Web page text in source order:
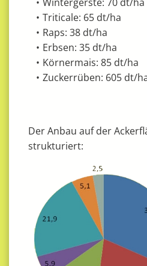
Triticale: 65 dt/ha
Raps: 38 dt/ha
Erbsen: 35 dt/ha
Körnermais: 85 dt/ha
Zuckerrüben: 605 dt/
Der Anbau auf der
strukturiert: